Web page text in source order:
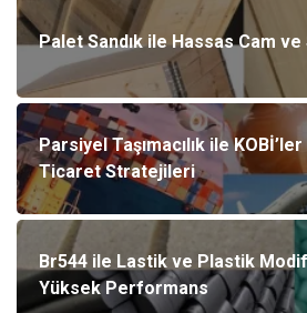
Palet Sandık ile Hassas Cam
Parsiyel Taşımacılık ile
Ticaret Stratejileri
Br544 ile Lastik ve Plastik
Yüksek Performans